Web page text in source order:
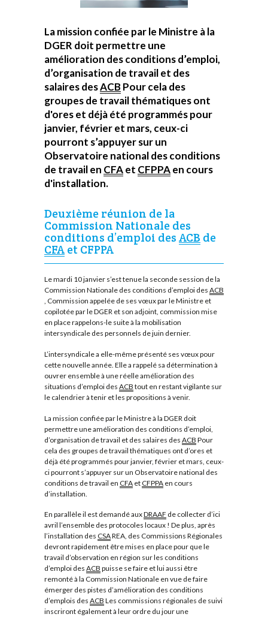
La mission confiée par le Ministre à la
DGER doit permettre une
amélioration des conditions d’emploi,
d’organisation de travail et des
salaires desACB Pour cela des
groupes de travail thématiques ont
d'ores et déjà été programmés pour
janvier, février et mars, ceux-ci
pourront s’appuyer sur un
Observatoire national des conditions
de travail en CFAet CFPPAen cours
d'installation.
Deuxième réunion de la
Commission Nationale des
conditions d’emploi des ACB de
CFA et CFPPA
Le mardi 10 janvier s’est tenue la seconde session de la
Commission Nationale des conditions d’emploi des ACB
, Commission appelée de ses vœux par le Ministre et
copilotée par le DGER et son adjoint, commission mise
en place rappelons-le suite à la mobilisation
intersyndicale des personnels de juin dernier.
L’intersyndicale a elle-même présenté ses vœux pour
cette nouvelle année. Elle a rappelé sa détermination à
ouvrer ensemble à une réelle amélioration des
situations d’emploi des ACB tout en restant vigilante sur
le calendrier à tenir et les propositions à venir.
La mission confiée par le Ministre à la DGER doit
permettre une amélioration des conditions d’emploi,
d’organisation de travail et des salaires des ACB Pour
cela des groupes de travail thématiques ont d’ores et
déjà été programmés pour janvier, février et mars, ceux-
ci pourront s’appuyer sur un Observatoire national des
conditions de travail en CFA et CFPPA en cours
d’installation.
En parallèle il est demandé auxDRAAF de collecter d’ici
avril l’ensemble des protocoles locaux ! De plus, après
l’installation des CSAREA, des Commissions Régionales
devront rapidement être mises en place pour que le
travail d’observation en région sur les conditions
d’emploi des ACB puisse se faire et lui aussi être
remonté à la Commission Nationale en vue de faire
émerger des pistes d’amélioration des conditions
d’emplois des ACB Les commissions régionales de suivi
inscriront également à leur ordre du jour une